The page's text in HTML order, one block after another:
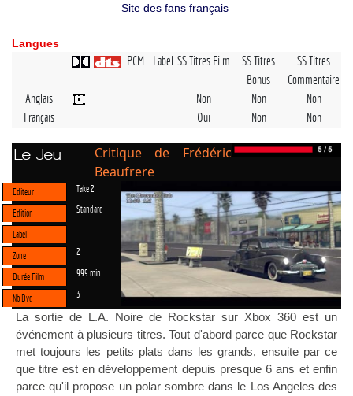
Site des fans français
Langues
PCM Label SS.Titres Film
SS.Titres
Bonus
SS.Titres
Commentaire
Anglais
Non Non
Non
Français
Oui Non Non
Le Jeu
Critique de Frédéric
Beaufrere
Editeur Take 2
Edition Standard
Label
Zone
2
Durée Film 999 min
Nb Dvd 3
La sortie de L.A. Noire de Rockstar sur Xbox 360 est un
événement à plusieurs titres. Tout d'abord parce que Rockstar
met toujours les petits plats dans les grands, ensuite par ce
que titre est en développement depuis presque 6 ans et enfin
parce qu'il propose un polar sombre dans le Los Angeles des